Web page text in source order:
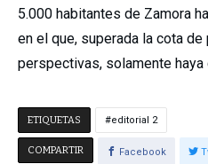
5.000 habitantes de Zamora
en el que, superada la cota
perspectivas, solamente haya
ETIQUETAS editorial 2
COMPARTIR Facebook